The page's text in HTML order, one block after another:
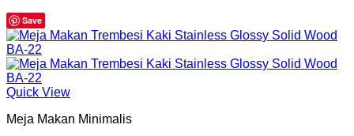
Save
Quick View
Meja Makan Minimalis